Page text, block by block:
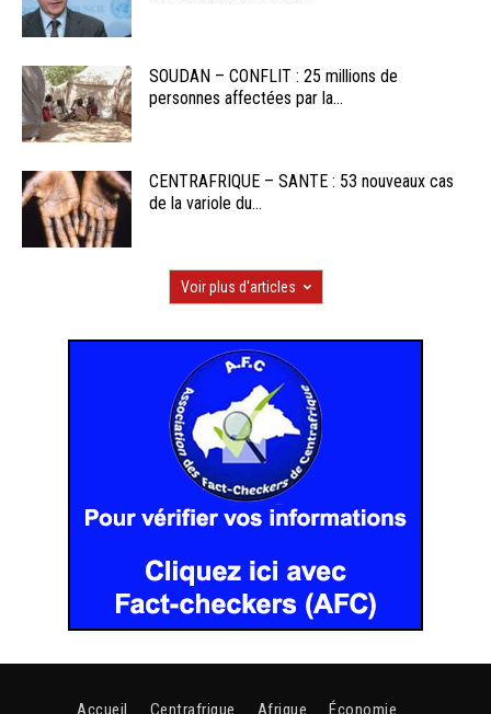
SOUDAN – CONFLIT : 25 millions de
personnes affectées par la...
CENTRAFRIQUE – SANTE : 53 nouveaux cas
de la variole du...
Voir plus d'articles
Accueil Centrafrique Afrique Économie